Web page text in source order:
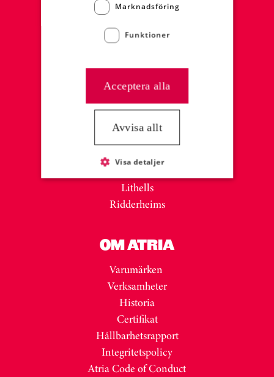
BUTIKSKÖK & DELIDISK
Sortiment
Kontakta oss
VARUMÄRKEN
Lithells
Ridderheims
OM ATRIA
Varumärken
Verksamheter
Historia
Certifikat
Hållbarhetsrapport
Integritetspolicy
Atria Code of Conduct
Marknadsföring
Funktioner
Acceptera alla
Avvisa allt
Visa detaljer